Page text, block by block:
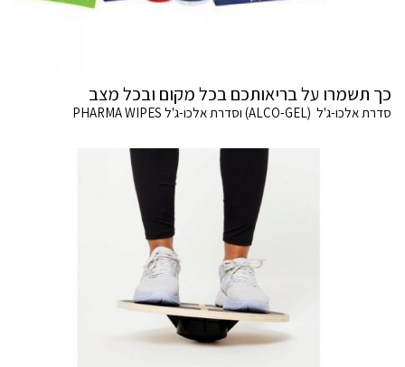
כך תשמרו על בריאותכם בכל מקום ובכל מצב
סדרת אלכו-ג'ל (ALCO-GEL) וסדרת אלכו-ג'ל PHARMA WIPES